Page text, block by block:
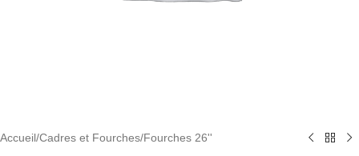
Accueil/Cadres et Fourches/Fourches 26''